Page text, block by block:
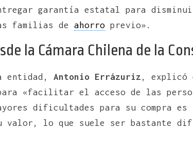
garantía estatal para
familias de ahorro previo».
la Cámara Chilena de la
entidad, Antonio Errázuriz ,
explicó
«facilitar el acceso de las
dificultades para su compra
valor, lo que suele ser bastante